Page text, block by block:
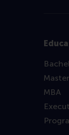
Master
MBA